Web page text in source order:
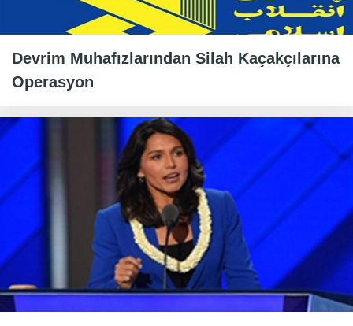
Devrim Muhafızlarından Silah Kaçakçılarına
Operasyon